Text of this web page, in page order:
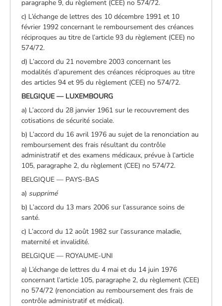
paragraphe 9, du règlement (CEE) no 574/72.
c) L’échange de lettres des 10 décembre 1991 et 10
février 1992 concernant le remboursement des créances
réciproques au titre de l’article 93 du règlement (CEE) no
574/72.
d) L’accord du 21 novembre 2003 concernant les
modalités d’apurement des créances réciproques au titre
des articles 94 et 95 du règlement (CEE) no 574/72.
BELGIQUE — LUXEMBOURG
a) L’accord du 28 janvier 1961 sur le recouvrement des
cotisations de sécurité sociale.
b) L’accord du 16 avril 1976 au sujet de la renonciation au
remboursement des frais résultant du contrôle
administratif et des examens médicaux, prévue à l’article
105, paragraphe 2, du règlement (CEE) no 574/72.
BELGIQUE — PAYS-BAS
a) supprimé
b) L’accord du 13 mars 2006 sur l’assurance soins de
santé.
c) L’accord du 12 août 1982 sur l’assurance maladie,
maternité et invalidité.
BELGIQUE — ROYAUME-UNI
a) L’échange de lettres du 4 mai et du 14 juin 1976
concernant l’article 105, paragraphe 2, du règlement (CEE)
no 574/72 (renonciation au remboursement des frais de
contrôle administratif et médical).